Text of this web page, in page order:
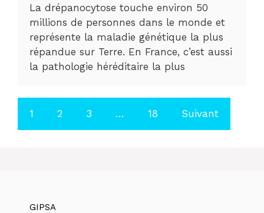
La drépanocytose touche environ 50
millions de personnes dans le monde et
représente la maladie génétique la plus
répandue sur Terre. En France, c’est aussi
la pathologie héréditaire la plus
1 2 3 … 18 Suivant
GIPSA